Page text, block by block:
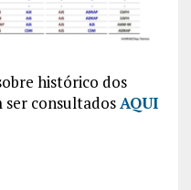
histórico dos
ser consultadosAQUI